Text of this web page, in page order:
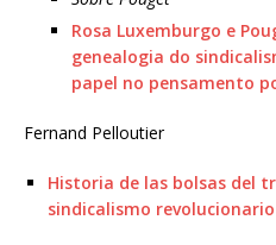
Rosa Luxemburgo e
genealogia do
papel no pensamento
Fernand Pelloutier
Historia de las bolsas del
sindicalismo revolucionario